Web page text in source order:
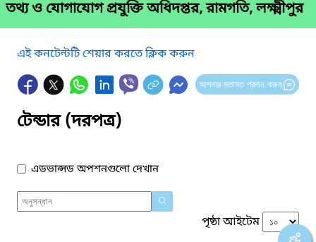
তথ্য ও যোগাযোগ প্রযুক্তি অধিদপ্তর, রামগতি, লক্ষ্মীপুর
এই কনটেন্টটি শেয়ার করতে ক্লিক করুন
আপনার মতামত প্রদান করুন
টেন্ডার (দরপত্র)
এডভান্সড অপশনগুলো দেখান
পৃষ্ঠা আইটেম